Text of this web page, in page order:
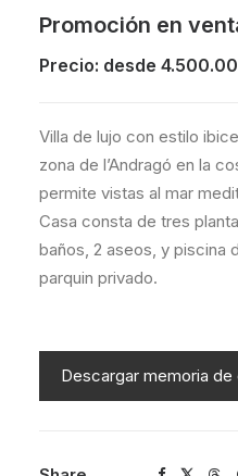
Promoción en
Precio: desde
Villa de lujo con estilo
zona de l’Andragó en la
permite vistas al mar
Casa consta de tres
baños, 2 aseos, y piscina
parquin privado.
Descargar memoria de